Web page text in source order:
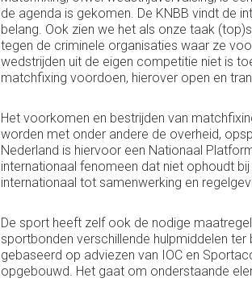
de agenda is gekomen. De KNBB vindt de
belang. Ook zien we het als onze taak
tegen de criminele organisaties waar ze
wedstrijden uit de eigen competitie niet is
matchfixing voordoen, hierover open en
Het voorkomen en bestrijden van
worden met onder andere de overheid,
Nederland is hiervoor een Nationaal
internationaal fenomeen dat niet ophoudt
internationaal tot samenwerking en
De sport heeft zelf ook de nodige
sportbonden verschillende hulpmiddelen
gebaseerd op adviezen van IOC en
opgebouwd. Het gaat om onderstaande